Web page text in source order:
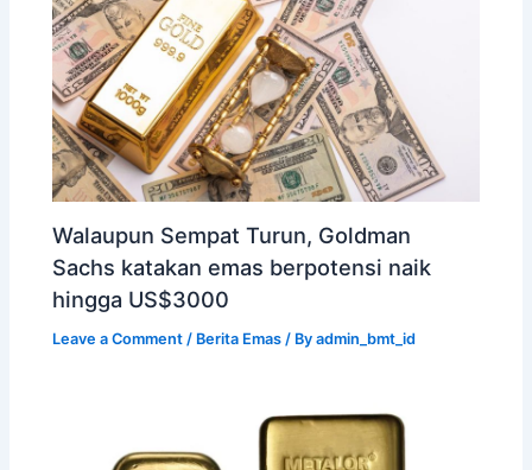
Walaupun Sempat Turun, Goldman
Sachs katakan emas berpotensi naik
hingga US$3000
Leave a Comment / Berita Emas / Byadmin_bmt_id